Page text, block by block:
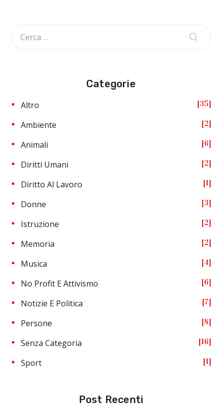
Categorie
Altro 35
Ambiente 2
Animali 6
Diritti Umani 2
Diritto Al Lavoro 1
Donne 3
Istruzione 2
Memoria 2
Musica 4
No Profit E Attivismo 6
Notizie E Politica 7
Persone 8
Senza Categoria 16
Sport 1
Post Recenti